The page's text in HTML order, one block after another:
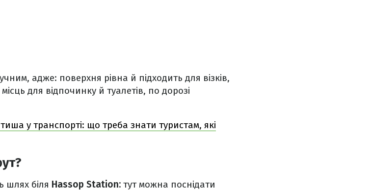
адже: поверхня рівна й підходить для візків,
для відпочинку й туалетів, по дорозі
тиша у транспорті: що треба знати туристам, які
шлях біля Hassop Station: тут можна поснідати